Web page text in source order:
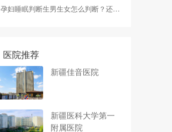
孕妇睡眠判断生男生女怎么判断？还有什么传统方法判断生男生女？
医院推荐
新疆佳音医院
新疆医科大学第一
附属医院